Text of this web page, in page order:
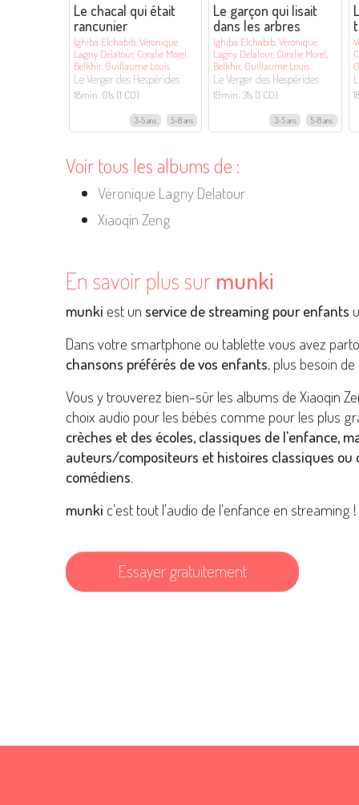
Le chacal qui était
rancunier
Ighiba Elchabib, Véronique
Lagny Delatour, Coralie Morel,
Belkhir, Guillaume Louis
Le Verger des Hespérides
18min. 01s (1 CD)
3-5 ans 5-8 ans
Le garçon qui lisait
dans les arbres
Ighiba Elchabib, Véronique
Lagny Delatour, Coralie Morel,
Belkhir, Guillaume Louis
Le Verger des Hespérides
19min. 31s (1 CD)
3-5 ans 5-8 ans
Voir tous les albums de :
Véronique Lagny Delatour
Xiaoqin Zeng
En savoir plus sur munki
munki est un service de streaming pour enfants
Dans votre smartphone ou tablette vous avez
chansons préférés de vos enfants, plus besoin
Vous y trouverez bien-sûr les albums de Xiaoqin
choix audio pour les bébés comme pour les plus
crèches et des écoles, classiques de l'enfance,
auteurs/compositeurs et histoires classiques ou
comédiens.
munki c'est tout l'audio de l'enfance en streaming !
Essayer gratuitement